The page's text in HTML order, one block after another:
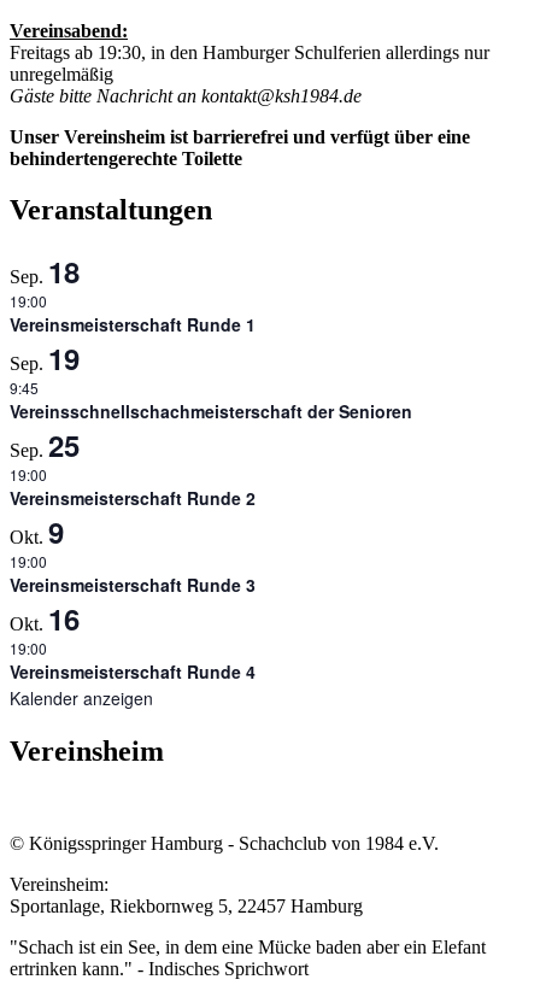
Vereinsabend:
Freitags ab 19:30, in den Hamburger Schulferien allerdings nur
unregelmäßig
Gäste bitte Nachricht an kontakt@ksh1984.de
Unser Vereinsheim ist barrierefrei und verfügt über eine
behindertengerechte Toilette
Veranstaltungen
Sep. 18
19:00
Vereinsmeisterschaft Runde 1
Sep. 19
9:45
Vereinsschnellschachmeisterschaft der Senioren
Sep. 25
19:00
Vereinsmeisterschaft Runde 2
Okt. 9
19:00
Vereinsmeisterschaft Runde 3
Okt. 16
19:00
Vereinsmeisterschaft Runde 4
Kalender anzeigen
Vereinsheim
© Königsspringer Hamburg - Schachclub von 1984 e.V.
Vereinsheim:
Sportanlage, Riekbornweg 5, 22457 Hamburg
"Schach ist ein See, in dem eine Mücke baden aber ein Elefant
ertrinken kann." - Indisches Sprichwort